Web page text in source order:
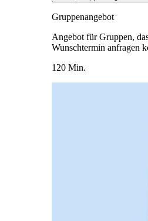
Gruppenangebot
Angebot für Gruppen,
Wunschtermin anfragen
120 Min.